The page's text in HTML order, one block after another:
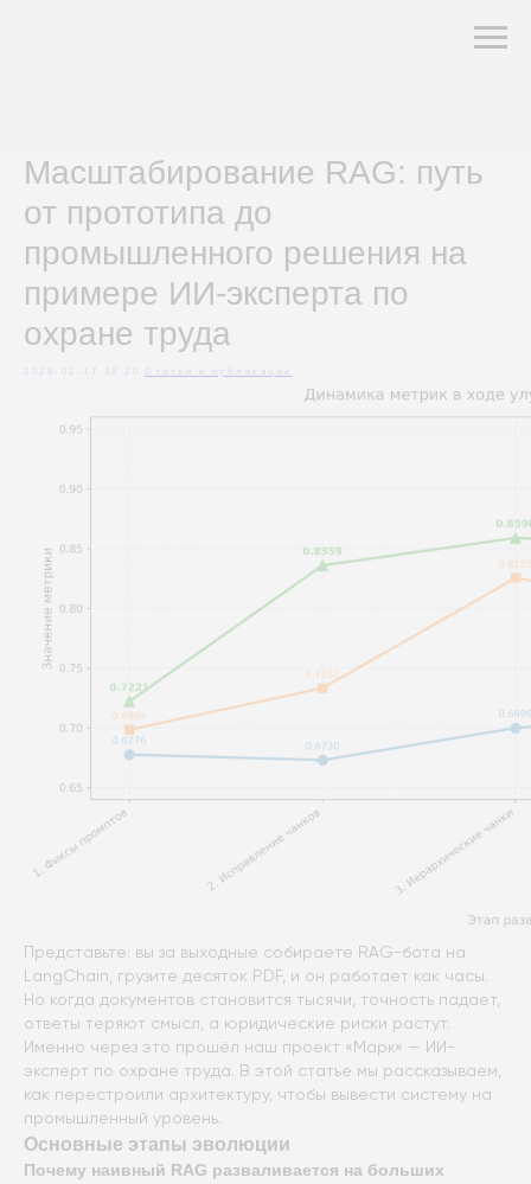
Масштабирование RAG: путь
от прототипа до
промышленного решения на
примере ИИ-эксперта по
охране труда
2026-02-17 18:20 Cтатьи и публикации
Представьте: вы за выходные собираете RAG-бота на
LangChain, грузите десяток PDF, и он работает как часы.
Но когда документов становится тысячи, точность падает,
ответы теряют смысл, а юридические риски растут.
Именно через это прошёл наш проект «Марк» — ИИ-
эксперт по охране труда. В этой статье мы рассказываем,
как перестроили архитектуру, чтобы вывести систему на
промышленный уровень.
Основные этапы эволюции
Почему наивный RAG разваливается на больших